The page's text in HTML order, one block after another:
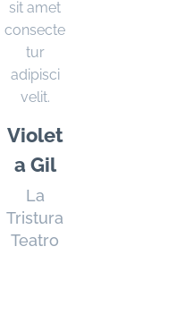
sit amet
consecte
tur
adipisci
velit.
Violet
a Gil
La
Tristura
Teatro